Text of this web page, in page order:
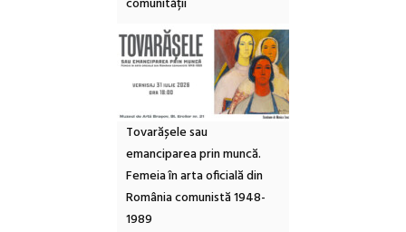
comunității
Tovarășele sau
emanciparea prin muncă.
Femeia în arta oficială din
România comunistă 1948-
1989